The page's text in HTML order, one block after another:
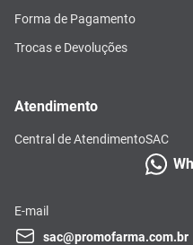
Forma de Pagamento
Trocas e Devoluções
Atendimento
Central de AtendimentoSAC
E-mail
sac@promofarma.com.br